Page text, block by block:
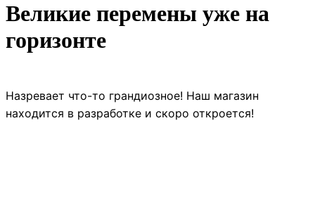
Великие перемены уже на
горизонте
Назревает что-то грандиозное! Наш магазин
находится в разработке и скоро откроется!